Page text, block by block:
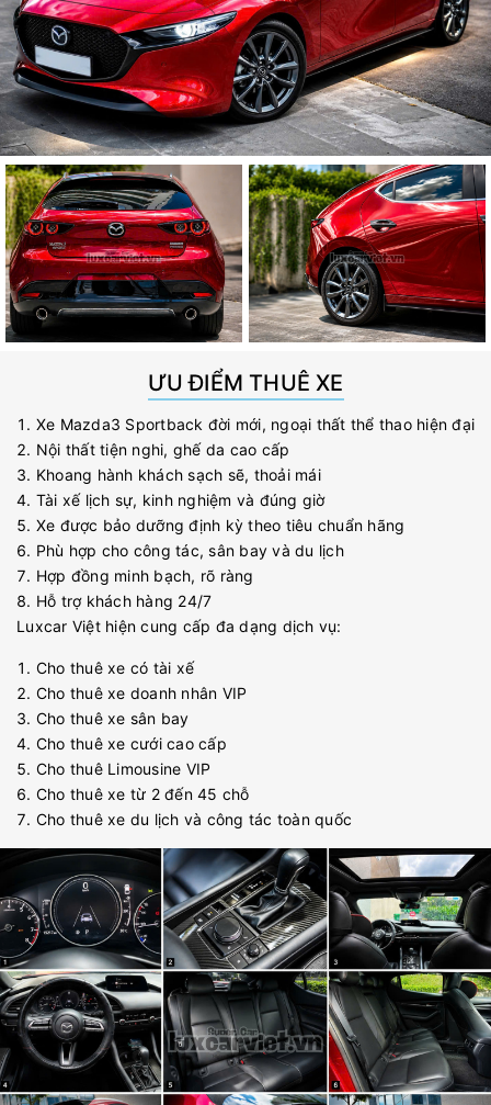
ƯU ĐIỂM THUÊ XE
Xe Mazda3 Sportback đời mới, ngoại thất thể thao hiện đại
Nội thất tiện nghi, ghế da cao cấp
Khoang hành khách sạch sẽ, thoải mái
Tài xế lịch sự, kinh nghiệm và đúng giờ
Xe được bảo dưỡng định kỳ theo tiêu chuẩn hãng
Phù hợp cho công tác, sân bay và du lịch
Hợp đồng minh bạch, rõ ràng
Hỗ trợ khách hàng 24/7
Luxcar Việt hiện cung cấp đa dạng dịch vụ:
Cho thuê xe có tài xế
Cho thuê xe doanh nhân VIP
Cho thuê xe sân bay
Cho thuê xe cưới cao cấp
Cho thuê Limousine VIP
Cho thuê xe từ 2 đến 45 chỗ
Cho thuê xe du lịch và công tác toàn quốc